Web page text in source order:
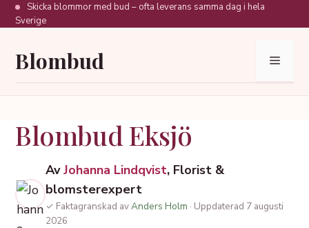
Hoppa
till
Skicka blommor med bud – ofta leverans samma dag i hela
Sverige
Blombud Meny
Blombud Eksjö
AvJohanna Lindqvist, Florist &
blomsterexpert
✓ Faktagranskad avAnders Holm · Uppdaterad 7 augusti
2026